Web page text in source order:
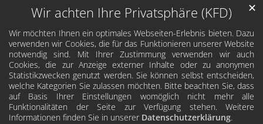
Wir achten Ihre Privatsphäre (KFD)
Wir möchten Ihnen ein optimales Webseiten-Erlebnis bieten. Dazu
verwenden wir Cookies, die für das Funktionieren unserer Website
notwendig sind. Mit Ihrer Zustimmung verwenden wir auch
Cookies, die zur Anzeige externer Inhalte oder zu anonymen
Statistikzwecken genutzt werden. Sie können selbst entscheiden,
welche Kategorien Sie zulassen möchten. Bitte beachten Sie, dass
auf Basis Ihrer Einstellungen womöglich nicht mehr alle
Funktionalitäten der Seite zur Verfügung stehen. Weitere
Informationen finden Sie in unserer Datenschutzerklärung.
✕